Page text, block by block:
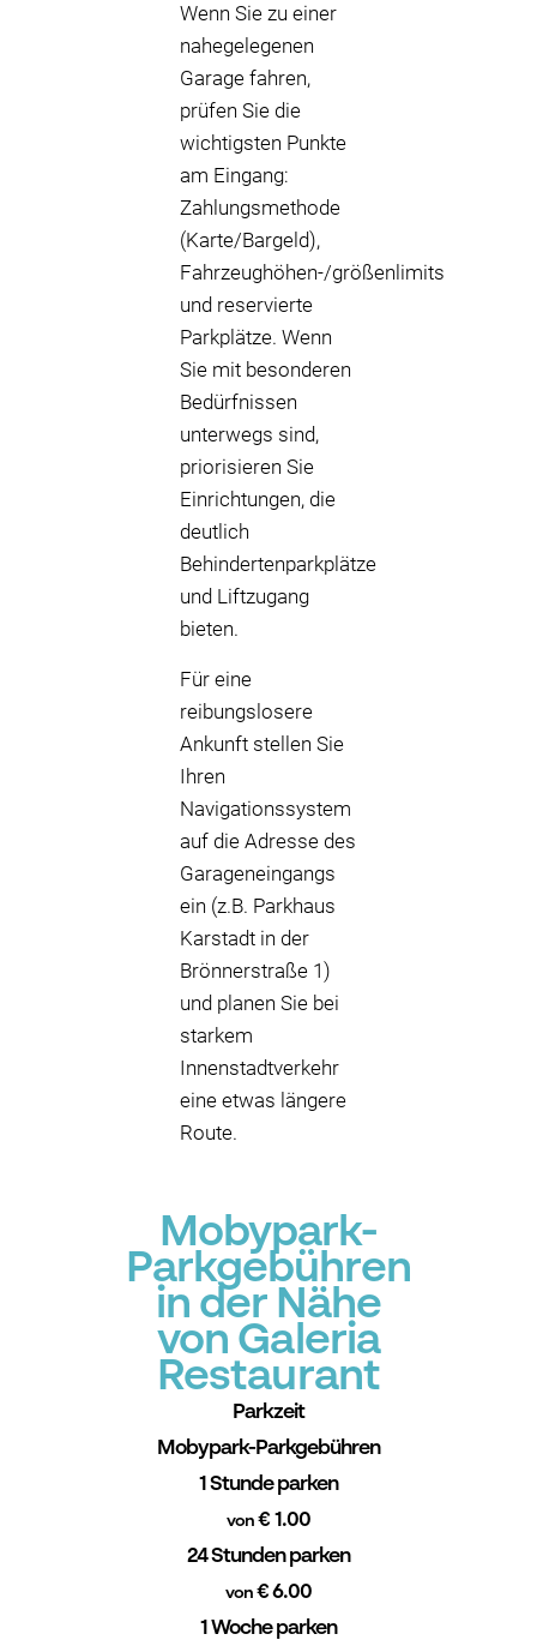
Wenn Sie zu einer
nahegelegenen
Garage fahren,
prüfen Sie die
wichtigsten Punkte
am Eingang:
Zahlungsmethode
(Karte/Bargeld),
Fahrzeughöhen-/größenlimits
und reservierte
Parkplätze. Wenn
Sie mit besonderen
Bedürfnissen
unterwegs sind,
priorisieren Sie
Einrichtungen, die
deutlich
Behindertenparkplätze
und Liftzugang
bieten.
Für eine
reibungslosere
Ankunft stellen Sie
Ihren
Navigationssystem
auf die Adresse des
Garageneingangs
ein (z.B. Parkhaus
Karstadt in der
Brönnerstraße 1)
und planen Sie bei
starkem
Innenstadtverkehr
eine etwas längere
Route.
Mobypark-
Parkgebühren
in der Nähe
von Galeria
Restaurant
Parkzeit
Mobypark-Parkgebühren
1 Stunde parken
von € 1.00
24 Stunden parken
von€ 6.00
1 Woche parken